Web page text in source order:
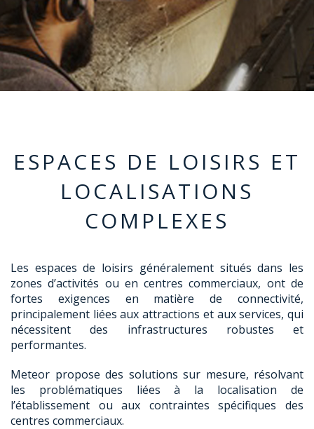
ESPACES DE LOISIRS ET
LOCALISATIONS
COMPLEXES
Les espaces de loisirs généralement situés dans les
zones d’activités ou en centres commerciaux, ont de
fortes exigences en matière de connectivité,
principalement liées aux attractions et aux services, qui
nécessitent des infrastructures robustes et
performantes.
Meteor propose des solutions sur mesure, résolvant
les problématiques liées à la localisation de
l’établissement ou aux contraintes spécifiques des
centres commerciaux.